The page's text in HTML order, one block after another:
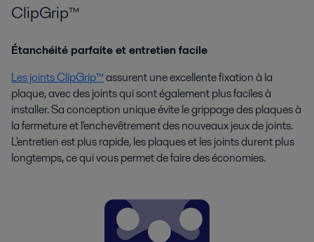
ClipGrip™
Étanchéité parfaite et entretien facile
Les joints ClipGrip™assurent une excellente fixation à la
plaque, avec des joints qui sont également plus faciles à
installer. Sa conception unique évite le grippage des plaques à
la fermeture et l'enchevêtrement des nouveaux jeux de joints.
L'entretien est plus rapide, les plaques et les joints durent plus
longtemps, ce qui vous permet de faire des économies.